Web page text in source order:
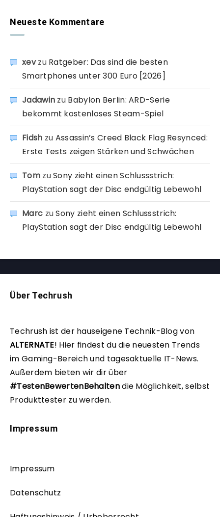
Neueste Kommentare
xevzu Ratgeber: Das sind die besten
Smartphones unter 300 Euro [2026]
Jadawin zu Babylon Berlin: ARD-Serie
bekommt kostenloses Steam-Spiel
Fidsh zu Assassin’s Creed Black Flag Resynced:
Erste Tests zeigen Stärken und Schwächen
TomzuSony zieht einen Schlussstrich:
PlayStation sagt der Disc endgültig Lebewohl
Marc zuSony zieht einen Schlussstrich:
PlayStation sagt der Disc endgültig Lebewohl
Über Techrush
Techrush ist der hauseigene Technik-Blog von
ALTERNATE! Hier findest du die neuesten Trends
im Gaming-Bereich und tagesaktuelle IT-News.
Außerdem bieten wir dir über
#TestenBewertenBehaltendie Möglichkeit, selbst
Produkttester zu werden.
Impressum
Impressum
Datenschutz